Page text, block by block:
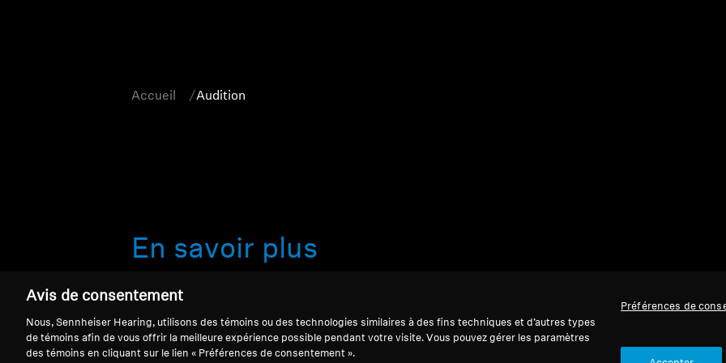
Accueil Audition
En savoir plus
Bienvenue dans votre destination pour un son cristallin, personnalisé et une protection
de qualité professionnelle. Que vous soyez un cinéphile avec des besoins d’écoute
passionné d’audio qui exige une sécurité sonore haute fidélité dans des environnements
Avis de consentement
Nous, Sennheiser Hearing, utilisons des témoins ou des technologies similaires à des fins techniques et d’autres types
de témoins afin de vous offrir la meilleure expérience possible pendant votre visite. Vous pouvez gérer les paramètres
des témoins en cliquant sur le lien « Préférences de consentement ».
Préférences de